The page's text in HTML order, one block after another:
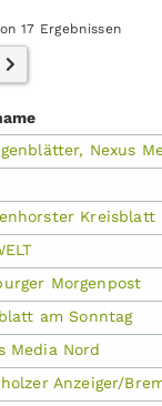
17 Ergebnissen
Nexus
Kreisblatt
Morgenpost
am Sonntag
Media Nord
Anzeiger/